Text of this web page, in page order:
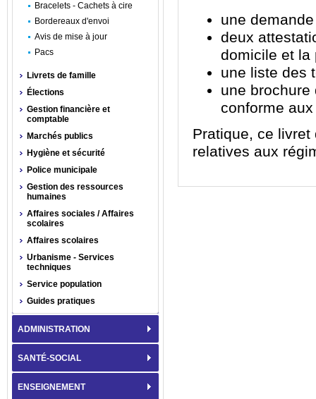
une
deux
domicile et la
une liste des
une
conforme
Pratique, ce
relatives aux
Bracelets - Cachets à cire
Bordereaux d'envoi
Avis de mise à jour
Pacs
Livrets de famille
Élections
Gestion financière et
comptable
Marchés publics
Hygiène et sécurité
Police municipale
Gestion des ressources
humaines
Affaires sociales / Affaires
scolaires
Affaires scolaires
Urbanisme - Services
techniques
Service population
Guides pratiques
ADMINISTRATION
SANTÉ-SOCIAL
ENSEIGNEMENT